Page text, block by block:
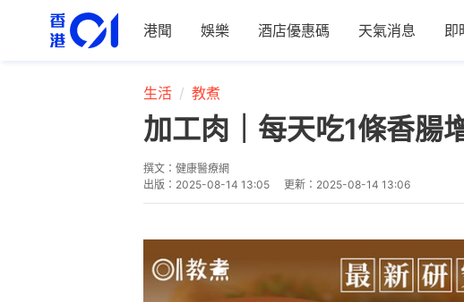
港聞 娛樂 酒店優惠碼 天氣消息 即
生活 教煮
加工肉｜每天吃1條香腸
撰文： 健康醫療網
出版： 2025-08-14 13:05 更新： 2025-08-14 13:06